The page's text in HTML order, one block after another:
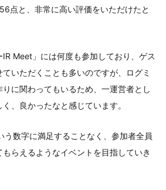
点と、非常に高い評価をいただけたと
Meet」には何度も参加しており、ゲス
ていただくことも多いのですが、ログミ
に関わってもいるため、一運営者とし
、良かったなと感じています。
数字に満足することなく、参加者全員
らえるようなイベントを目指していき